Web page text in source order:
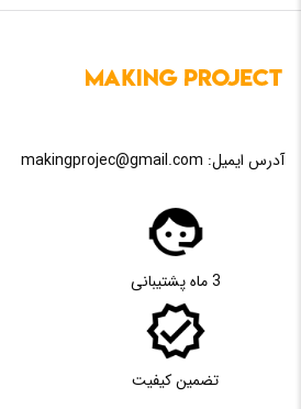
آدرس ایمیل: makingprojec@gmail.com
3 ماه پشتیبانی
تضمین کیفیت